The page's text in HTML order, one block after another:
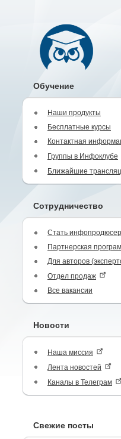
Обучение
Наши продукты
Бесплатные курсы
Контактная
Группы в Инфоклубе
Ближайшие
Сотрудничество
Стать
Партнерская
Для авторов
Отдел продаж
Все вакансии
Новости
Наша миссия
Лента новостей
Каналы в Телеграм
Свежие посты